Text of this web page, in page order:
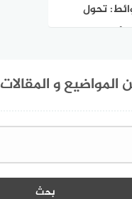
تحول
و المقالات